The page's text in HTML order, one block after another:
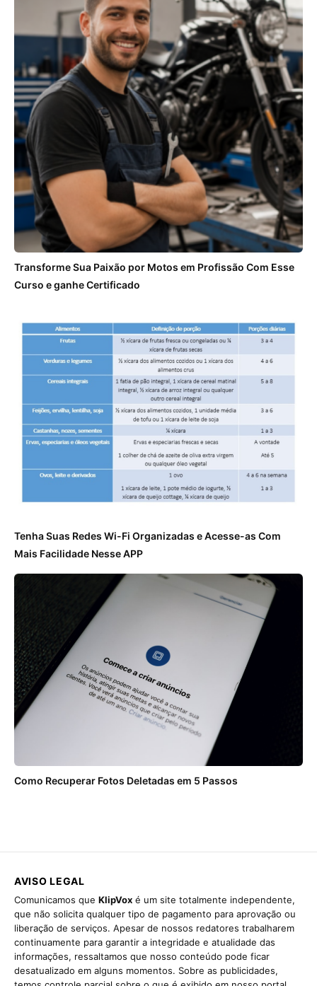
Transforme Sua Paixão por Motos em Profissão Com Esse
Curso e ganhe Certificado
Tenha Suas Redes Wi-Fi Organizadas e Acesse-as Com
Mais Facilidade Nesse APP
Como Recuperar Fotos Deletadas em 5 Passos
AVISO LEGAL
Comunicamos que KlipVox é um site totalmente independente,
que não solicita qualquer tipo de pagamento para aprovação ou
liberação de serviços. Apesar de nossos redatores trabalharem
continuamente para garantir a integridade e atualidade das
informações, ressaltamos que nosso conteúdo pode ficar
desatualizado em alguns momentos. Sobre as publicidades,